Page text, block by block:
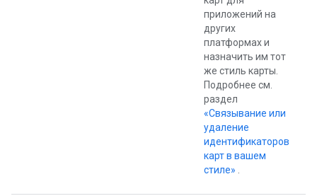
приложений на
других
платформах и
назначить им тот
же стиль карты.
Подробнее см.
раздел
«Связывание или
удаление
идентификаторов
карт в вашем
стиле»